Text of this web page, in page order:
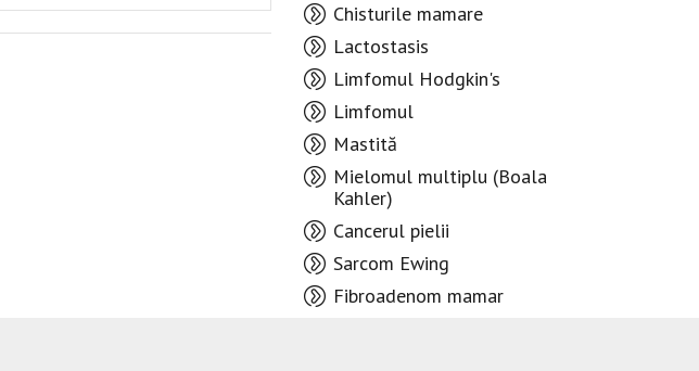
Chisturile mamare
Lactostasis
Limfomul Hodgkin's
Limfomul
Mastită
Mielomul multiplu (Boala
Kahler)
Cancerul pielii
Sarcom Ewing
Fibroadenom mamar